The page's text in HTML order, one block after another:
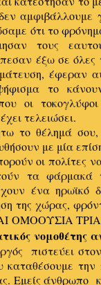
αμφιβάλλουμε
ότι το
τους
έξω σε όλες
έφεραν
το
οι
τελειώσει.
το θέλημά σου,
με μία
οι πολίτες
τα φάρμακά
ένα ηρωϊκό
της χώρας,
ΟΜΟΟΥΣΙΑ
νομοθέτης
πιστεύει
την
Εμείς άνθρωπο